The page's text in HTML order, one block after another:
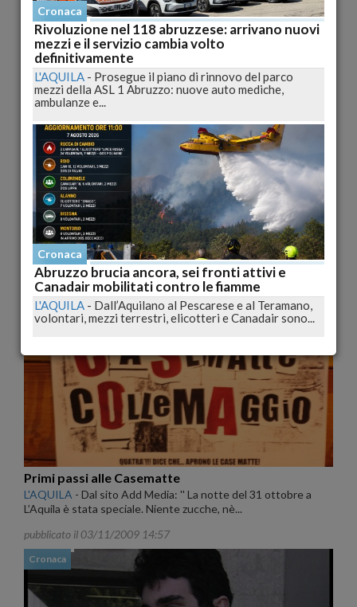
Biblioteca provinciale, libri in salvo dalle macerie
L'AQUILA-Ricorderete la nostra denuncia sulla Biblioteca
provinciale dell'Aquila, scrigno di innumerevoli...
pubblicato il 03/11/2009 18:48
Cronaca
Enel Gas, le modalità per rateizzare i conguagli nel
cratere
L'AQUILA-Numerose segnalazioni giungono alla nostra
redazione da parte di cittadini residenti nei...
pubblicato il 03/11/2009 15:33
Primi passi alle Casematte
L'AQUILA - Dal sito Add Media: '' La notte del 31 ottobre a
L’Aquila è stata speciale. Niente zucche, nè...
pubblicato il 03/11/2009 14:57
Cronaca
Cronaca
Rivoluzione nel 118 abruzzese: arrivano nuovi
mezzi e il servizio cambia volto
definitivamente
L'AQUILA - Prosegue il piano di rinnovo del parco
mezzi della ASL 1 Abruzzo: nuove auto mediche,
ambulanze e...
Cronaca
Abruzzo brucia ancora, sei fronti attivi e
Canadair mobilitati contro le fiamme
L'AQUILA - Dall’Aquilano al Pescarese e al Teramano,
volontari, mezzi terrestri, elicotteri e Canadair sono...